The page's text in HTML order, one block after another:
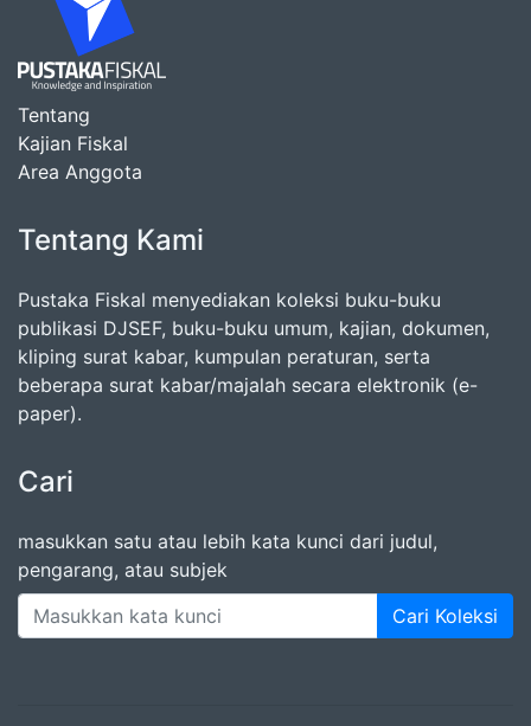
Tentang
Kajian Fiskal
Area Anggota
Tentang Kami
Pustaka Fiskal menyediakan koleksi buku-buku
publikasi DJSEF, buku-buku umum, kajian, dokumen,
kliping surat kabar, kumpulan peraturan, serta
beberapa surat kabar/majalah secara elektronik (e-
paper).
Cari
masukkan satu atau lebih kata kunci dari judul,
pengarang, atau subjek
Cari Koleksi